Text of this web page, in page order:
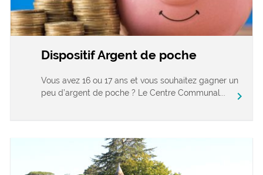
Dispositif Argent de poche
Vous avez 16 ou 17 ans et vous souhaitez gagner un
peu d’argent de poche ? Le Centre Communal...
chevron_right